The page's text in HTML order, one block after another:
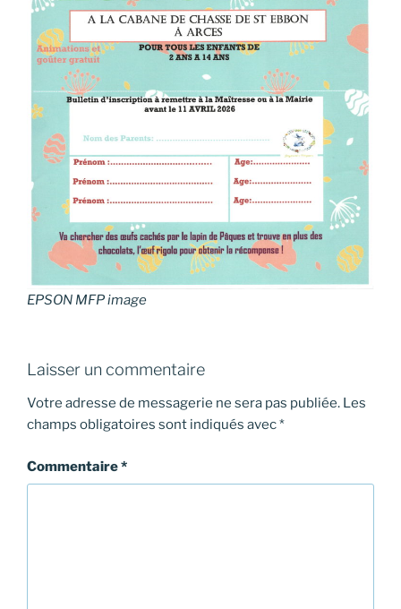
EPSON MFP image
Laisser un commentaire
Votre adresse de messagerie ne sera pas publiée. Les
champs obligatoires sont indiqués avec*
Commentaire*